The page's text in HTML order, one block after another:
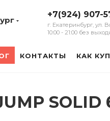
+7(924) 907-
г. Екатеринбург, ул.
10:00 - 21:00 без
КОНТАКТЫ КАК
SOLID